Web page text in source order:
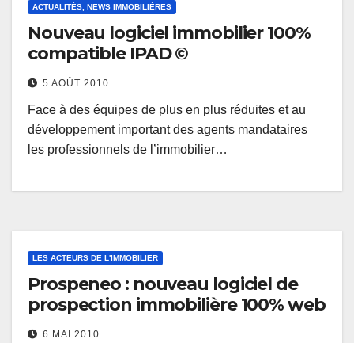
ACTUALITÉS, NEWS IMMOBILIÈRES
Nouveau logiciel immobilier 100%
compatible IPAD ©
5 AOÛT 2010
Face à des équipes de plus en plus réduites et au
développement important des agents mandataires
les professionnels de l’immobilier…
LES ACTEURS DE L'IMMOBILIER
Prospeneo : nouveau logiciel de
prospection immobilière 100% web
6 MAI 2010